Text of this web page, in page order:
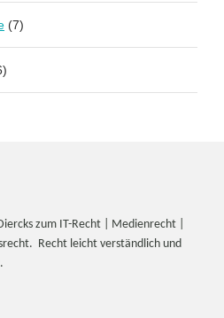
(7)
zum IT-Recht | Medienrecht |
Recht leicht verständlich und